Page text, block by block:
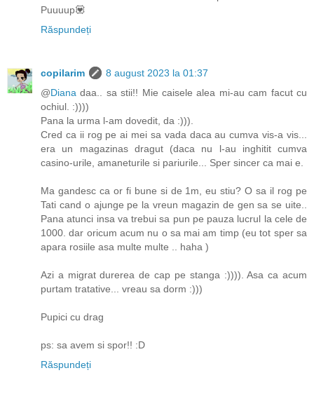
Puuuup💟
Răspundeți
copilarim
8 august 2023 la 01:37
@Diana daa.. sa stii!! Mie caisele alea mi-au cam facut cu
ochiul. :))))
Pana la urma l-am dovedit, da :))).
Cred ca ii rog pe ai mei sa vada daca au cumva vis-a vis...
era un magazinas dragut (daca nu l-au inghitit cumva
casino-urile, amaneturile si pariurile... Sper sincer ca mai e.
Ma gandesc ca or fi bune si de 1m, eu stiu? O sa il rog pe
Tati cand o ajunge pe la vreun magazin de gen sa se uite..
Pana atunci insa va trebui sa pun pe pauza lucrul la cele de
1000. dar oricum acum nu o sa mai am timp (eu tot sper sa
apara rosiile asa multe multe .. haha )
Azi a migrat durerea de cap pe stanga :)))). Asa ca acum
purtam tratative... vreau sa dorm :)))
Pupici cu drag
ps: sa avem si spor!! :D
Răspundeți